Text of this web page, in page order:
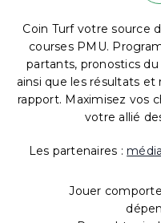
Coin Turf votre source
courses PMU.
partants, pronostics
ainsi que les résultats
rapport. Maximisez vos
votre allié
Les partenaires :
Jouer